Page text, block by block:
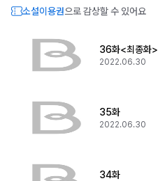
소설이용권으로 감상할 수 있어요
36화<최종화>
2022.06.30
35화
2022.06.30
34화